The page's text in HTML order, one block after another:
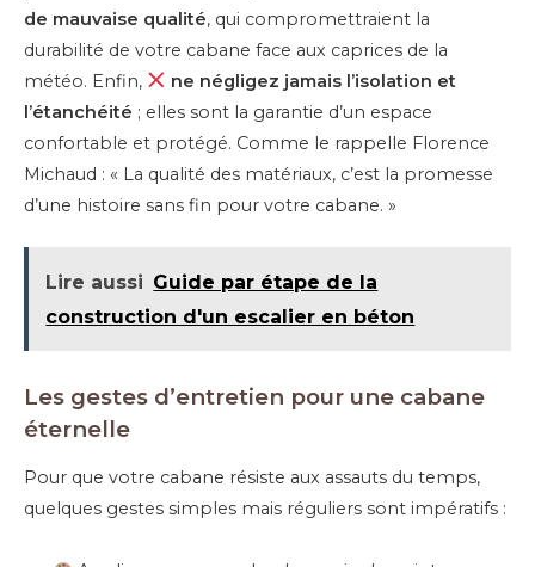
de mauvaise qualité, qui compromettraient la
durabilité de votre cabane face aux caprices de la
météo. Enfin,
ne négligez jamais l’isolation et
l’étanchéité ; elles sont la garantie d’un espace
confortable et protégé. Comme le rappelle Florence
Michaud : « La qualité des matériaux, c’est la promesse
d’une histoire sans fin pour votre cabane. »
Lire aussi Guide par étape de la
construction d'un escalier en béton
Les gestes d’entretien pour une cabane
éternelle
Pour que votre cabane résiste aux assauts du temps,
quelques gestes simples mais réguliers sont impératifs :